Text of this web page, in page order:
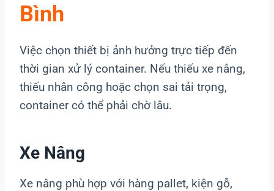
Bình
Việc chọn thiết bị ảnh hưởng trực tiếp đến
thời gian xử lý container. Nếu thiếu xe nâng,
thiếu nhân công hoặc chọn sai tải trọng,
container có thể phải chờ lâu.
Xe Nâng
Xe nâng phù hợp với hàng pallet, kiện gỗ,